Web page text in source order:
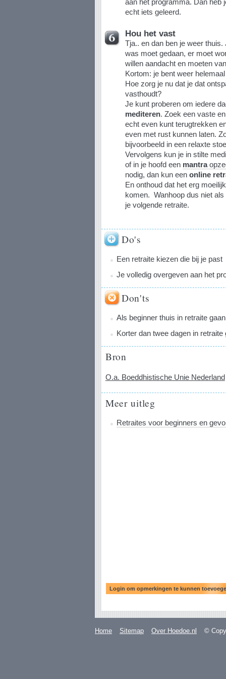
echt iets geleerd.
Hou het vast
Tja.. en dan ben je weer
was moet gedaan, er moet
willen aandacht en moeten
Kortom: je bent weer
Hoe zorg je nu dat je dat
vasthoudt?
Je kunt proberen om iedere
mediteren. Zoek een vaste
echt even kunt terugtrekken
even met rust kunnen laten.
bijvoorbeeld in een relaxte
Vervolgens kun je in stilte
of in je hoofd een mantra
nodig, dan kun een online
En onthoud dat het erg
komen. Wanhoop dus niet
je volgende retraite.
Do's
Een retraite kiezen die bij je past
Je volledig overgeven aan het
Don'ts
Als beginner thuis in retraite gaan
Korter dan twee dagen in retraite
Bron
O.a. Boeddhistische Unie Nederland
Meer uitleg
Retraites voor beginners en
Home Sitemap Over Hoedoe.nl ©